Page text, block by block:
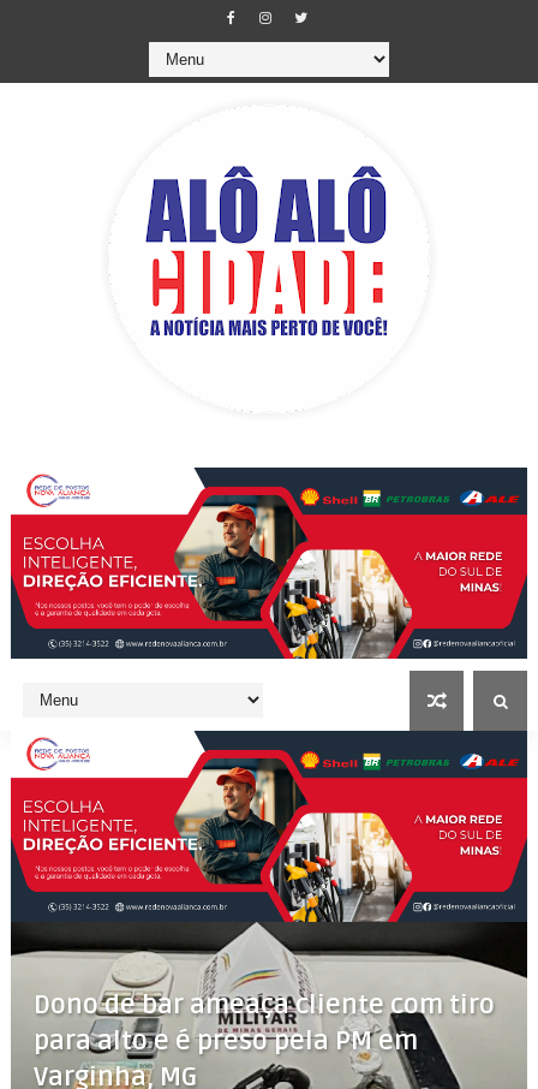
Dono de bar ameaça cliente com tiro
para alto e é preso pela PM em
Varginha, MG